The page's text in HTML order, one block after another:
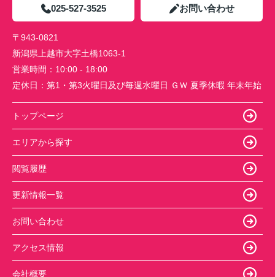
025-527-3525 お問い合わせ
〒943-0821
新潟県上越市大字土橋1063-1
営業時間： 10:00 - 18:00
定休日： 第1・第3火曜日及び毎週水曜日 ＧＷ 夏季休暇 年末年始
トップページ
エリアから探す
閲覧履歴
更新情報一覧
お問い合わせ
アクセス情報
会社概要